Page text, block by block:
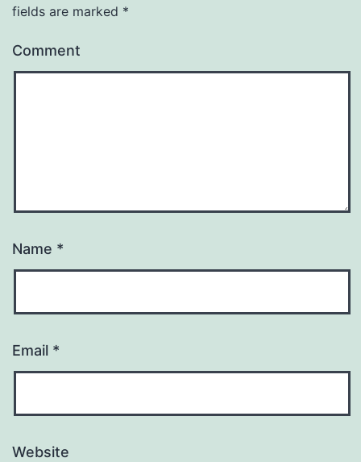
fields are marked *
Comment
Name *
Email *
Website